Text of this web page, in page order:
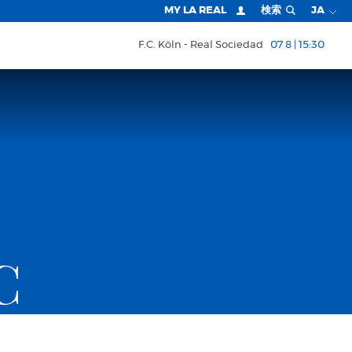
MY LA REAL 検索 JA
F.C. Köln Real Sociedad 07 8 | 15:30